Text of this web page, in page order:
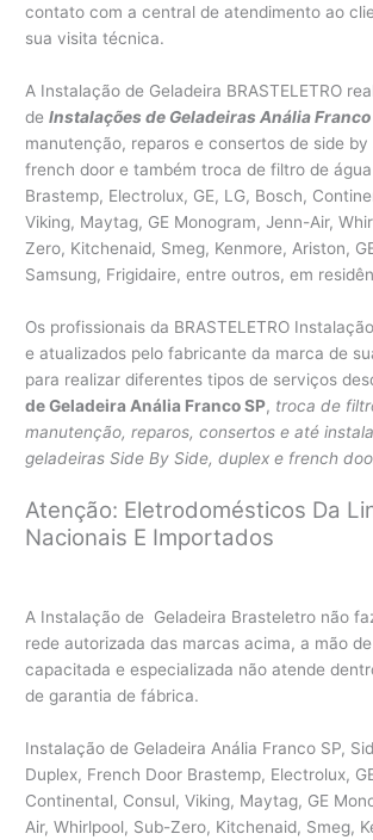
contato com a central de atendimento ao
sua visita técnica.
A Instalação de Geladeira BRASTELETRO
deInstalações de Geladeiras Anália Franco
manutenção, reparos e consertos de side by
french door e também troca de filtro de
Brastemp, Electrolux, GE, LG, Bosch,
Viking, Maytag, GE Monogram, Jenn-Air,
Zero, Kitchenaid, Smeg, Kenmore, Ariston,
Samsung, Frigidaire, entre outros, em
Os profissionais da BRASTELETRO
e atualizados pelo fabricante da marca de
para realizar diferentes tipos de serviços
de Geladeira Anália Franco SP, troca de
manutenção, reparos, consertos e até
geladeiras Side By Side, duplex e french
Atenção: Eletrodomésticos Da
Nacionais E Importados
A Instalação de Geladeira Brasteletro não
rede autorizada das marcas acima, a mão
capacitada e especializada não atende
de garantia de fábrica.
Instalação de Geladeira Anália Franco SP,
Duplex, French Door Brastemp, Electrolux,
Continental, Consul, Viking, Maytag, GE
Air, Whirlpool, Sub-Zero, Kitchenaid, Smeg,